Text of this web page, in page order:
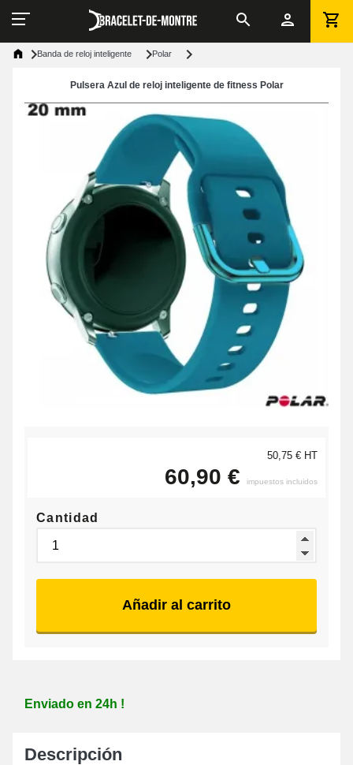
Banda de reloj inteligente Polar
Pulsera Azul de reloj inteligente de fitness Polar
50,75 € HT
60,90 € impuestos incluidos
Cantidad
Añadir al carrito
Enviado en 24h !
Descripción